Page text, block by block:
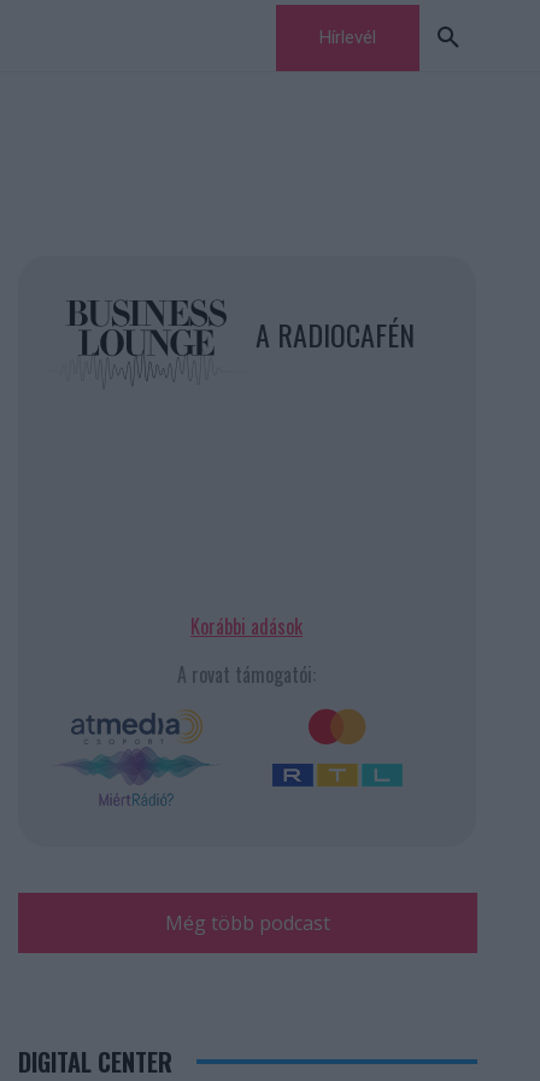
Hírlevél
A RADIOCAFÉN
Korábbi adások
A rovat támogatói:
Még több podcast
DIGITAL CENTER